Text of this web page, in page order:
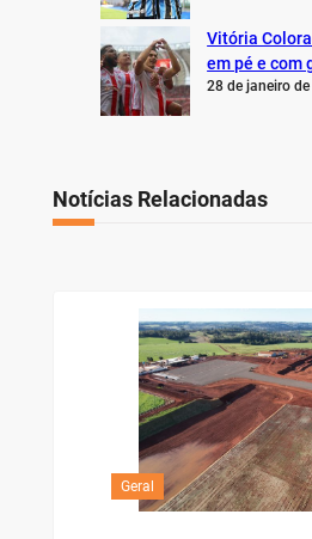
Vitória
em pé e com
28 de janeiro
Notícias Relacionadas
Geral